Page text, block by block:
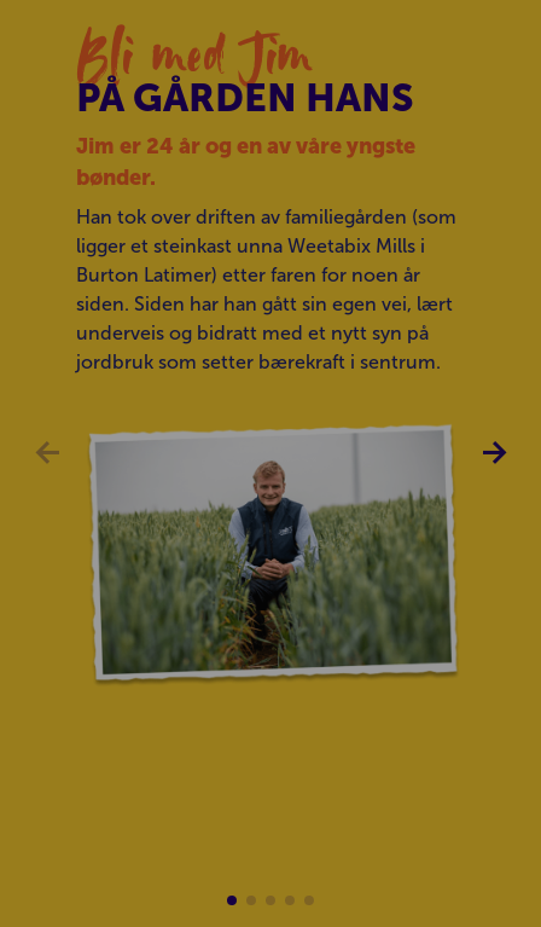
Bli med Jim
PÅ GÅRDEN HANS
Jim er 24 år og en av våre yngste
bønder.
Han tok over driften av familiegården (som
ligger et steinkast unna Weetabix Mills i
Burton Latimer) etter faren for noen år
siden. Siden har han gått sin egen vei, lært
underveis og bidratt med et nytt syn på
jordbruk som setter bærekraft i sentrum.